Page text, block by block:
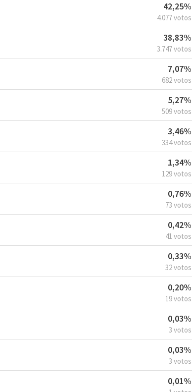
42,25%
4.077 votos
38,83%
3.747 votos
7,07%
682 votos
5,27%
509 votos
3,46%
334 votos
1,34%
129 votos
0,76%
73 votos
0,42%
41 votos
0,33%
32 votos
0,20%
19 votos
0,03%
3 votos
0,03%
3 votos
0,01%